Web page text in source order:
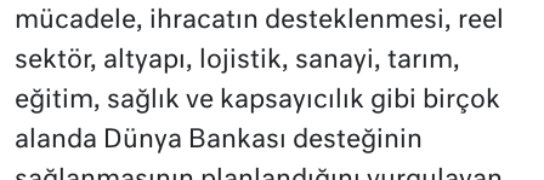
mücadele, ihracatın desteklenmesi, reel
sektör, altyapı, lojistik, sanayi, tarım,
eğitim, sağlık ve kapsayıcılık gibi birçok
alanda Dünya Bankası desteğinin